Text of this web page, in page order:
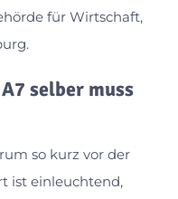
für Wirtschaft,
selber muss
so kurz vor der
ist einleuchtend,